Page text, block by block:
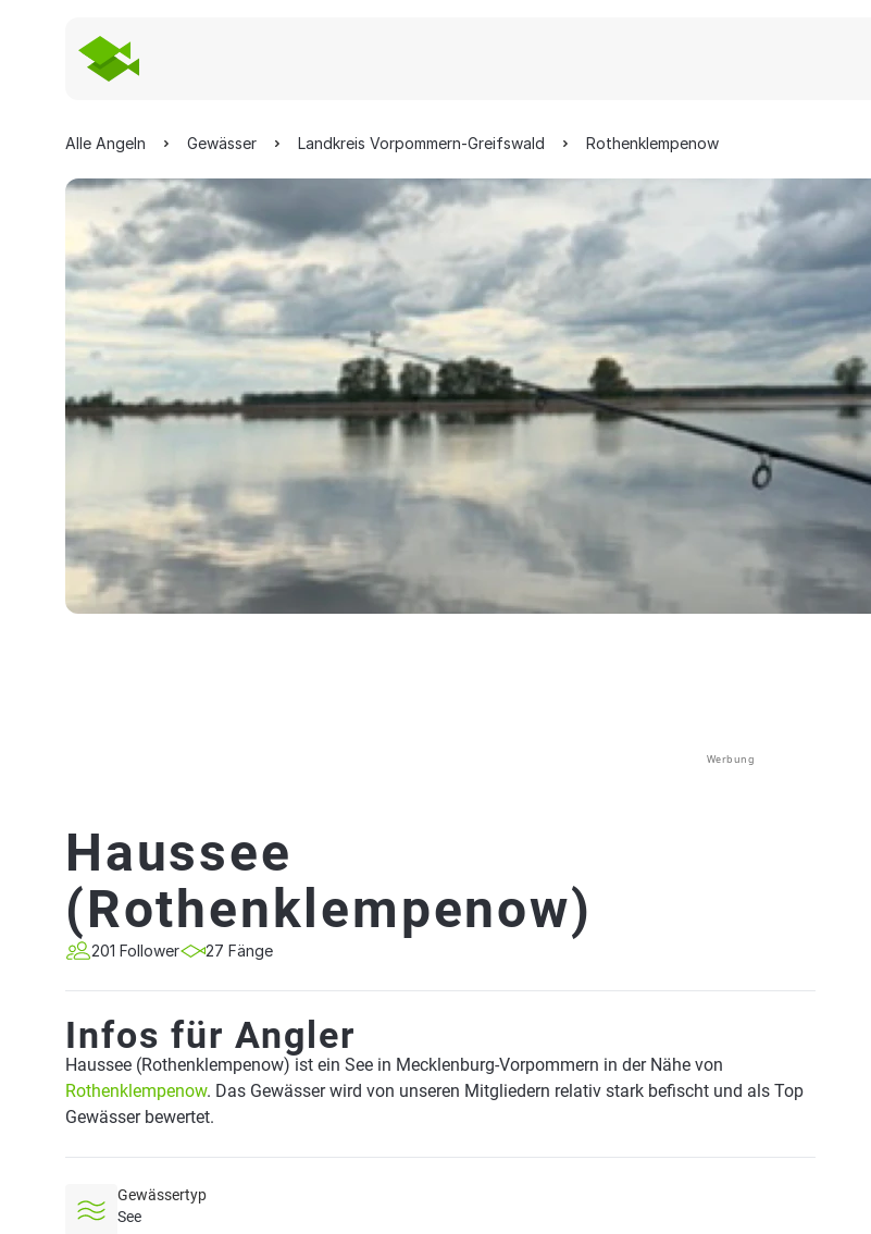
Alle Angeln Gewässer Landkreis Vorpommern-Greifswald Rothenklempenow
Werbung
Haussee
(Rothenklempenow)
201 Follower 27 Fänge
Infos für Angler
Haussee (Rothenklempenow) ist ein See in Mecklenburg-Vorpommern in der Nähe von
Rothenklempenow. Das Gewässer wird von unseren Mitgliedern relativ stark befischt und als Top
Gewässer bewertet.
Gewässertyp
See